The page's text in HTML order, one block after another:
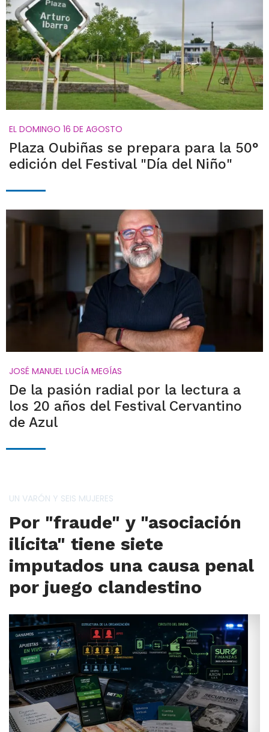
EL DOMINGO 16 DE AGOSTO
Plaza Oubiñas se prepara para la 50°
edición del Festival "Día del Niño"
JOSÉ MANUEL LUCÍA MEGÍAS
De la pasión radial por la lectura a
los 20 años del Festival Cervantino
de Azul
UN VARÓN Y SEIS MUJERES
Por "fraude" y "asociación
ilícita" tiene siete
imputados una causa penal
por juego clandestino